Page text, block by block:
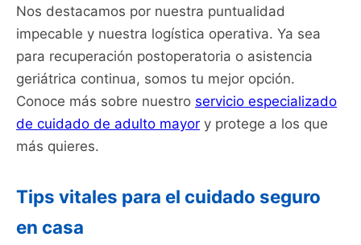
Nos destacamos por nuestra puntualidad
impecable y nuestra logística operativa. Ya sea
para recuperación postoperatoria o asistencia
geriátrica continua, somos tu mejor opción.
Conoce más sobre nuestro servicio especializado
de cuidado de adulto mayor y protege a los que
más quieres.
Tips vitales para el cuidado seguro
en casa